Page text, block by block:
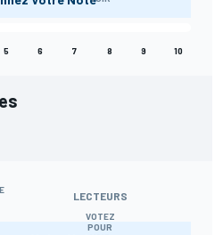
5 6 7 8 9 10
LECTEURS
VOTEZ
POUR